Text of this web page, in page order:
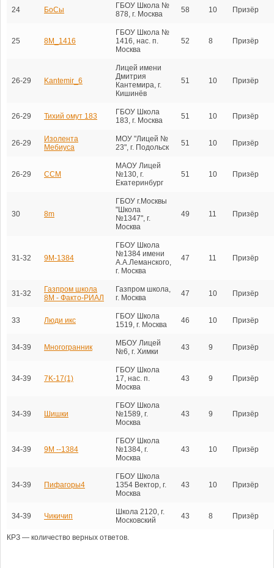
24 БоСы
ГБОУ Школа №
878, г. Москва
58 10 Призёр
25 8М_1416
ГБОУ Школа №
1416, нас. п.
Москва
52 8 Призёр
26-29 Kantemir_6
Лицей имени
Дмитрия
Кантемира, г.
Кишинёв
51 10 Призёр
26-29 Тихий омут 183
ГБОУ Школа
183, г. Москва
51 10 Призёр
26-29
Изолента
Мебиуса
МОУ "Лицей №
23", г. Подольск
51 10 Призёр
26-29 ССМ
МАОУ Лицей
№130, г.
Екатеринбург
51 10 Призёр
30 8m
ГБОУ г.Москвы
"Школа
№1347", г.
Москва
49 11 Призёр
31-32 9М-1384
ГБОУ Школа
№1384 имени
А.А.Леманского,
г. Москва
47 11 Призёр
31-32
Газпром школа
8М - Факто-РИАЛ
Газпром школа,
г. Москва
47 10 Призёр
33 Люди икс
ГБОУ Школа
1519, г. Москва
46 10 Призёр
34-39 Многогранник
МБОУ Лицей
№6, г. Химки
43 9 Призёр
34-39 7K-17(1)
ГБОУ Школа
17, нас. п.
Москва
43 9 Призёр
34-39 Шишки
ГБОУ Школа
№1589, г.
Москва
43 9 Призёр
34-39 9М --1384
ГБОУ Школа
№1384, г.
Москва
43 10 Призёр
34-39 Пифагоры4
ГБОУ Школа
1354 Вектор, г.
Москва
43 10 Призёр
34-39 Чикичип
Школа 2120, г.
Московский
43 8 Призёр
КРЗ — количество верных ответов.